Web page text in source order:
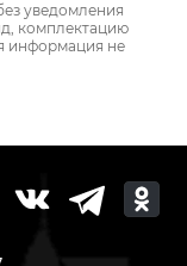
уведомления
комплектацию
информация не